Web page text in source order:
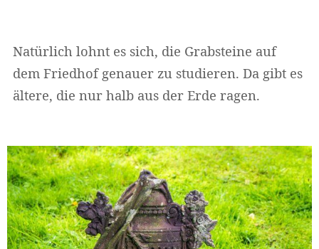
Natürlich lohnt es sich, die Grabsteine auf
dem Friedhof genauer zu studieren. Da gibt es
ältere, die nur halb aus der Erde ragen.